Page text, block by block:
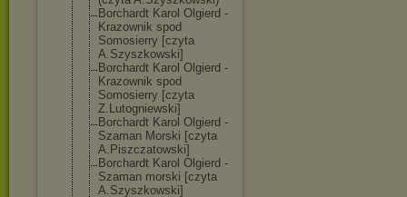
Borchardt Karol Olgierd -
Krazownik spod
Somosierry [czyta
A.Szyszkowski]
Borchardt Karol Olgierd -
Krazownik spod
Somosierry [czyta
Z.Lutogniewski]
Borchardt Karol Olgierd -
Szaman Morski [czyta
A.Piszczatowski]
Borchardt Karol Olgierd -
Szaman morski [czyta
A.Szyszkowski]